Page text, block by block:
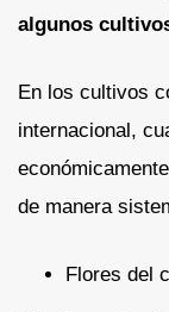
algunos
En los cultivos
internacional,
de manera
Flores del